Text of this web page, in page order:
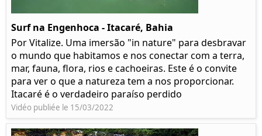
Surf na Engenhoca - Itacaré, Bahia
Por Vitalize. Uma imersão "in nature" para desbravar
o mundo que habitamos e nos conectar com a terra,
mar, fauna, flora, rios e cachoeiras. Este é o convite
para ver o que a natureza tem a nos proporcionar.
Itacaré é o verdadeiro paraíso perdido
Vidéo publiée le 15/03/2022